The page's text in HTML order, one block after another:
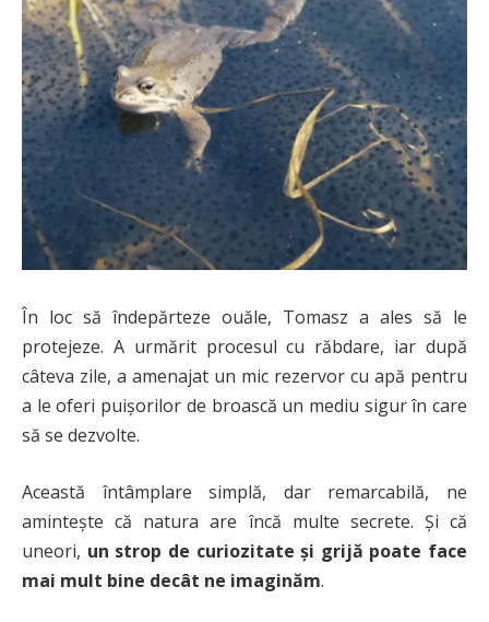
În loc să îndepărteze ouăle, Tomasz a ales să le
protejeze. A urmărit procesul cu răbdare, iar după
câteva zile, a amenajat un mic rezervor cu apă pentru
a le oferi puișorilor de broască un mediu sigur în care
să se dezvolte.
Această întâmplare simplă, dar remarcabilă, ne
amintește că natura are încă multe secrete. Și că
uneori, un strop de curiozitate și grijă poate face
mai mult bine decât ne imaginăm.